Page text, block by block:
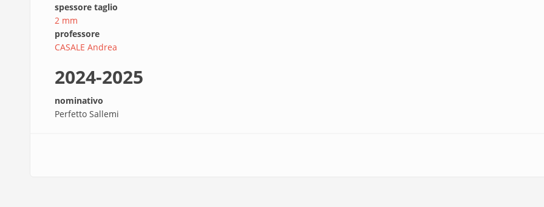
spessore taglio
2 mm
professore
CASALE Andrea
2024-2025
nominativo
Perfetto Sallemi